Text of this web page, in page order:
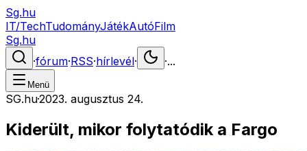
Sg.hu
IT/TechTudományJátékAutóFilm
Sg.hu
·fórum·RSS·hírlevél· ·...
Menü
SG.hu·2023. augusztus 24.
Kiderült, mikor folytatódik a Fargo